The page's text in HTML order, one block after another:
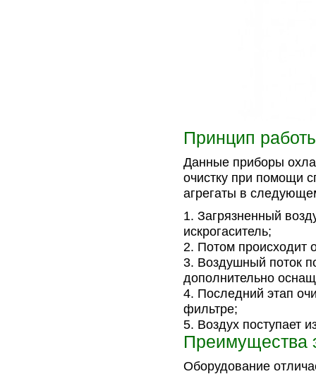
Принцип
Данные приборы
очистку при помощи
агрегаты в
Загрязненный
искрогаситель;
Потом происходит
Воздушный поток
дополнительно
Последний этап
фильтре;
Воздух поступает
Преимущества
Оборудование